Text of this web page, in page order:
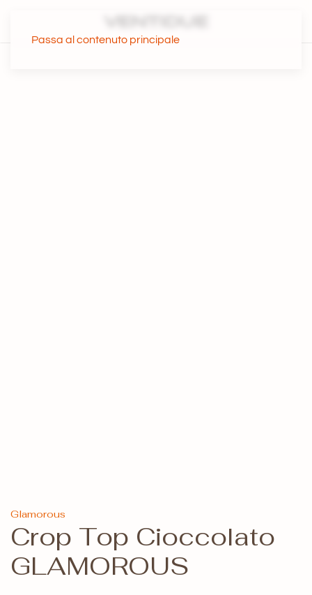
Passa al contenuto principale
Glamorous
Crop Top Cioccolato
GLAMOROUS